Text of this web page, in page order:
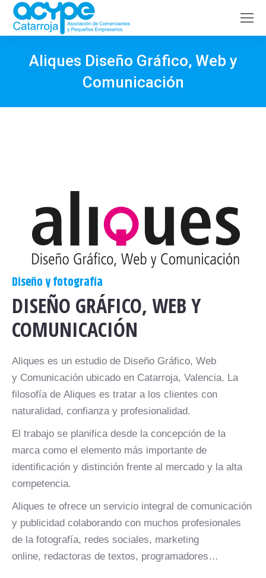
Buscar:
Aliques Diseño Gráfico, Web y
Comunicación
Diseño y fotografía
DISEÑO GRÁFICO, WEB Y
COMUNICACIÓN
Aliques es un estudio de Diseño Gráfico, Web
y Comunicación ubicado en Catarroja, Valencia. La
filosofía de Aliques es tratar a los clientes con
naturalidad, confianza y profesionalidad.
El trabajo se planifica desde la concepción de la
marca como el elemento más importante de
identificación y distinción frente al mercado y la alta
competencia.
Aliques te ofrece un servicio integral de comunicación
y publicidad colaborando con muchos profesionales
de la fotografía, redes sociales, marketing
online, redactoras de textos, programadores…